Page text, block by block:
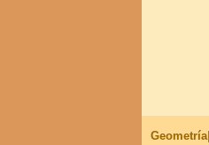
Geometría|